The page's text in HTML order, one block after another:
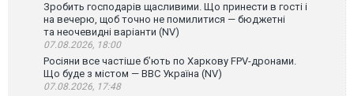
Зробить господарів щасливими. Що принести в гості і
на вечерю, щоб точно не помилитися — бюджетні
та неочевидні варіанти (NV)
07.08.2026, 18:00
Росіяни все частіше бʼють по Харкову FPV-дронами.
Що буде з містом — ВВС Україна (NV)
07.08.2026, 17:48